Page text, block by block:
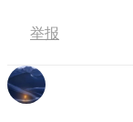
举报